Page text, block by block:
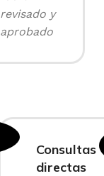
revisado y
aprobado
Consultas
directas